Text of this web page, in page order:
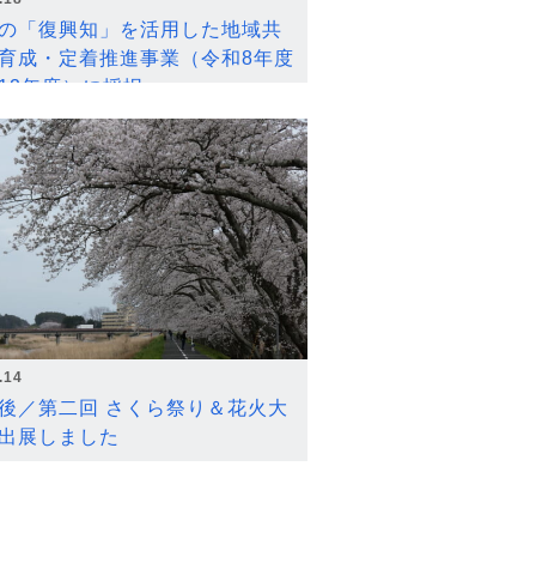
「復興知」を活用した地域共
成・定着推進事業（令和8年度
年度）に採択
／第二回 さくら祭り＆花火大
展しました